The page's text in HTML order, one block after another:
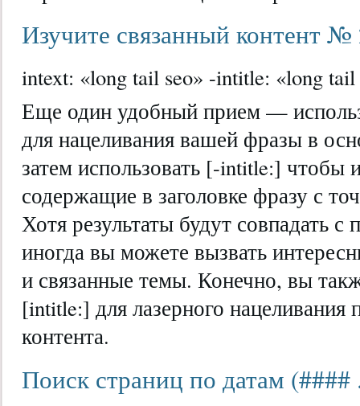
Изучите связанный контент
intext: «long tail seo» -intitle: «long tail
Еще один удобный прием —
для нацеливания вашей фразы в
затем использовать [-intitle:] чтобы
содержащие в заголовке фразу с
Хотя результаты будут совпадать
иногда вы можете вызвать
и связанные темы. Конечно, вы
[intitle:] для лазерного нацеливания
контента.
Поиск страниц по датам (####